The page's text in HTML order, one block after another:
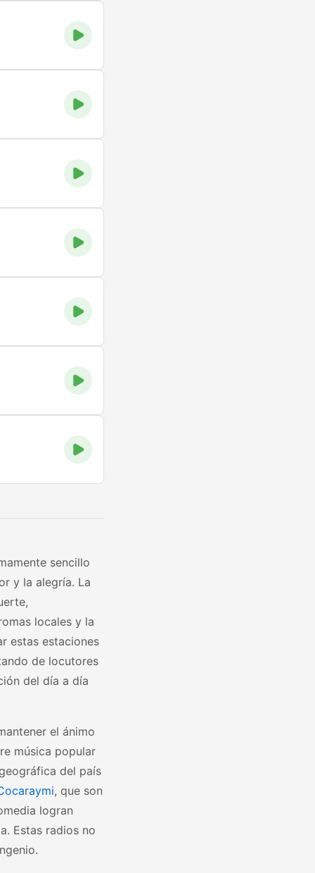
sencillo
y la alegría. La
locales y la
estas estaciones
de locutores
del día a día
el ánimo
música popular
del país
, que son
logran
Estas radios no